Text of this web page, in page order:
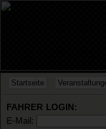
Startseite
FAHRER LOGIN:
E-Mail: